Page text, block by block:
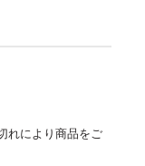
れにより商品をご